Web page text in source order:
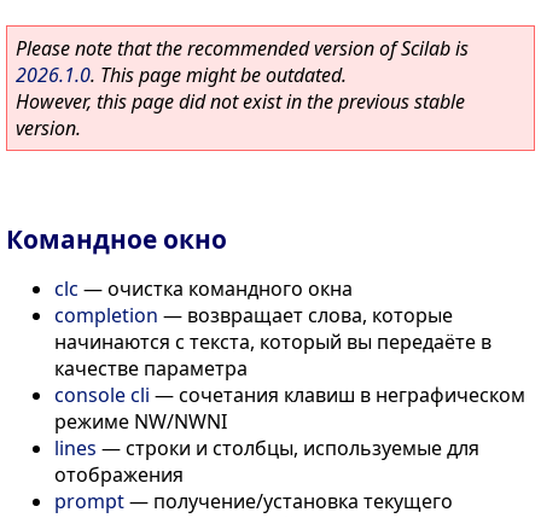
Please note that the recommended version of Scilab is
2026.1.0. This page might be outdated.
However, this page did not exist in the previous stable
version.
Командное окно
clc —очистка командного окна
completion — возвращает слова, которые
начинаются с текста, который вы передаёте в
качестве параметра
console cli —сочетания клавиш в неграфическом
режиме NW/NWNI
lines —строки и столбцы, используемые для
отображения
prompt— получение/установка текущего